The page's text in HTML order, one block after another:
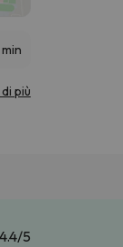
più
4.4/5